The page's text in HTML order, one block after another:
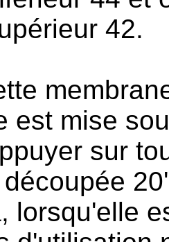
42.
est mise
sur
lorsqu'elle